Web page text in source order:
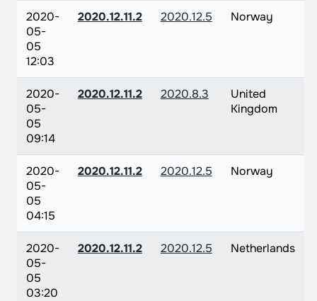
2020-
05-
05
12:03
2020.12.11.2 2020.12.5 Norway
2020-
05-
05
09:14
2020.12.11.2 2020.8.3
United
Kingdom
2020-
05-
05
04:15
2020.12.11.2 2020.12.5 Norway
2020-
05-
05
03:20
2020.12.11.2 2020.12.5 Netherlands